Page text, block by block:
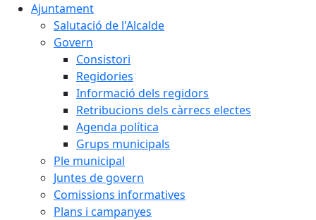
Ajuntament
Salutació de l'Alcalde
Govern
Consistori
Regidories
Informació dels regidors
Retribucions dels càrrecs electes
Agenda política
Grups municipals
Ple municipal
Juntes de govern
Comissions informatives
Plans i campanyes